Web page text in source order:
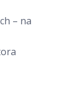
– na